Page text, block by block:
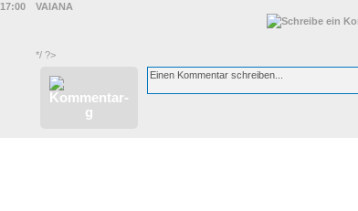
17:00
VAIANA
*/ ?>